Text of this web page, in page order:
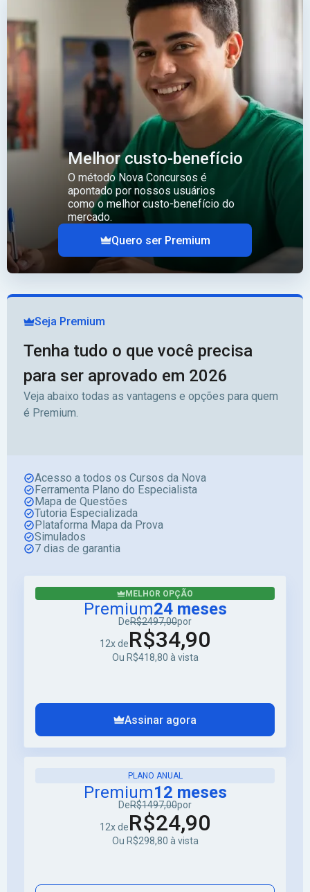
Melhor custo-benefício
O método Nova Concursos é
apontado por nossos usuários
como o melhor custo-benefício do
mercado.
Quero ser Premium
Seja Premium
Tenha tudo o que você precisa
para ser aprovado em 2026
Veja abaixo todas as vantagens e opções para quem
é Premium.
Acesso a todos os Cursos da Nova
Ferramenta Plano do Especialista
Mapa de Questões
Tutoria Especializada
Plataforma Mapa da Prova
Simulados
7 dias de garantia
MELHOR OPÇÃO
Premium24 meses
DeR$2497,00por
12x deR$34,90
Ou R$418,80 à vista
Assinar agora
PLANO ANUAL
Premium12 meses
DeR$1497,00por
12x deR$24,90
Ou R$298,80 à vista